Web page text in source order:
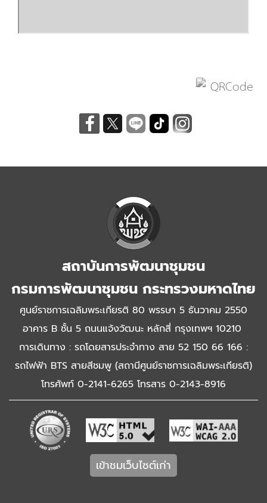
สถาบันการพัฒนาชุมชน
กรมการพัฒนาชุมชน กระทรวงมหาดไทย
ศูนย์ราชการเฉลิมพระเกียรติ 80 พรรษา 5 ธันวาคม 2550
อาคาร B ชั้น 5 ถนนแจ้งวัฒนะ หลักสี่ กรุงเทพฯ 10210
การเดินทาง : รถโดยสารประจำทาง สาย 52 150 66 166 :
รถไฟฟ้า BTS สายสีชมพู (สถานีศูนย์ราชการเฉลิมพระเกียรติ)
โทรศัพท์ 0-2141-6265 โทรสาร 0-2143-8916
เข้าชมเว็บไซต์เก่า